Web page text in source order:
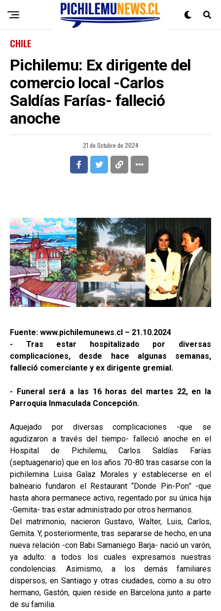
CHILE
Pichilemu: Ex dirigente del
comercio local -Carlos
Saldías Farías- falleció
anoche
21 de Octubre de 2024
Fuente: www.pichilemunews.cl – 21.10.2024
- Tras estar hospitalizado por diversas
complicaciones, desde hace algunas semanas,
falleció comerciante y ex dirigente gremial.
-
Funeral será a las 16 horas del martes 22, en la
Parroquia Inmaculada Concepción.
Aquejado por diversas complicaciones -que se
agudizaron a través del tiempo- falleció anoche en el
Hospital de Pichilemu, Carlos Saldías Farías
(septuagenario) que en los años 70-80 tras casarse con la
pichilemina Luisa Galaz Morales y establecerse en el
balneario fundaron el Restaurant “Donde Pin-Pon” -que
hasta ahora permanece activo, regentado por su única hija
-Gemita- tras estar administrado por otros hermanos.
Del matrimonio, nacieron Gustavo, Walter, Luis, Carlos,
Gemita. Y, posteriormente, tras separarse de hecho, en una
nueva relación -con Babi Samaniego Barja- nació un varón,
ya adulto: a todos los cuales expresamos nuestras
condolencias. Asimismo, a los demás familiares
dispersos, en Santiago y otras ciudades, como a su otro
hermano, Gastón, quien reside en Barcelona junto a parte
de su familia.